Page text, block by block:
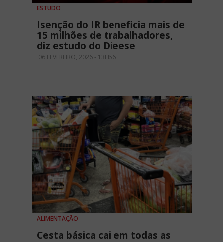
ESTUDO
Isenção do IR beneficia mais de
15 milhões de trabalhadores,
diz estudo do Dieese
06 FEVEREIRO, 2026 - 13H56
ALIMENTAÇÃO
Cesta básica cai em todas as